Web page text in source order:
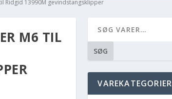
Ridgid 13990M gevindstangsklipper
M6 TIL
SØG
VAREKATEGORIER